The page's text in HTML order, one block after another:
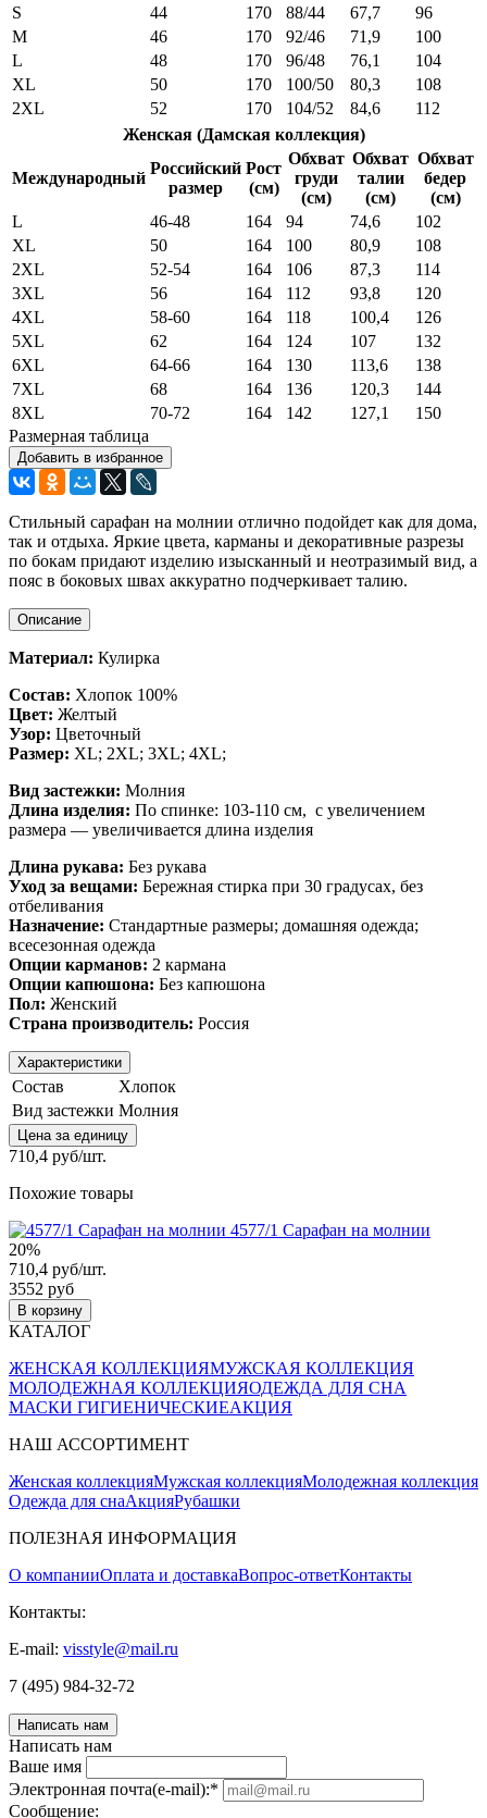
S
44 170 88/44 67,7
96
M
46 170 92/46 71,9
100
L
48 170 96/48 76,1
104
XL
50 170 100/50 80,3
108
2XL
52 170 104/52 84,6
112
Женская (Дамская коллекция)
Международный
Российский
размер
Рост
(см)
Обхват
груди
(см)
Обхват
талии
(см)
Обхват
бедер
(см)
L
46-48 164 94 74,6
102
XL
50 164 100 80,9
108
2XL
52-54 164 106 87,3
114
3XL
56 164 112 93,8
120
4XL
58-60 164 118 100,4
126
5XL
62 164 124 107
132
6XL
64-66 164 130 113,6
138
7XL
68 164 136 120,3
144
8XL
70-72 164 142 127,1
150
Размерная таблица
Добавить в избранное
Стильный сарафан на молнии отлично подойдет как для дома,
так и отдыха. Яркие цвета, карманы и декоративные разрезы
по бокам придают изделию изысканный и неотразимый вид, а
пояс в боковых швах аккуратно подчеркивает талию.
Описание
Материал: Кулирка
Состав: Хлопок 100%
Цвет: Желтый
Узор: Цветочный
Размер: XL; 2XL; 3XL; 4XL;
Вид застежки: Молния
Длина изделия: По спинке: 103-110 см, с увеличением
размера — увеличивается длина изделия
Длина рукава: Без рукава
Уход за вещами: Бережная стирка при 30 градусах, без
отбеливания
Назначение: Стандартные размеры; домашняя одежда;
всесезонная одежда
Опции карманов: 2 кармана
Опции капюшона: Без капюшона
Пол: Женский
Страна производитель: Россия
Характеристики
Состав
Хлопок
Вид застежки Молния
Цена за единицу
710,4 руб/шт.
Похожие товары
4577/1 Сарафан на молнии
20%
710,4 руб/шт.
3552 руб
В корзину
КАТАЛОГ
ЖЕНСКАЯ КОЛЛЕКЦИЯМУЖСКАЯ КОЛЛЕКЦИЯ
МОЛОДЕЖНАЯ КОЛЛЕКЦИЯОДЕЖДА ДЛЯ СНА
МАСКИ ГИГИЕНИЧЕСКИЕАКЦИЯ
НАШ АССОРТИМЕНТ
Женская коллекцияМужская коллекцияМолодежная коллекция
Одежда для снаАкцияРубашки
ПОЛЕЗНАЯ ИНФОРМАЦИЯ
О компанииОплата и доставкаВопрос-ответКонтакты
Контакты:
E-mail: visstyle@mail.ru
7 (495) 984-32-72
Написать нам
Написать нам
Ваше имя
Электронная почта(e-mail):*
Соoбщение: